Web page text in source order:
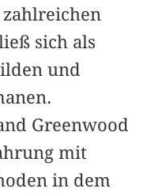
sich als
und
Greenwood
mit
in dem